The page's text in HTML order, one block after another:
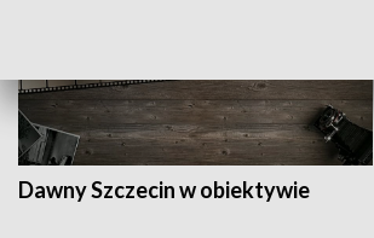
Dawny Szczecin w obiektywie